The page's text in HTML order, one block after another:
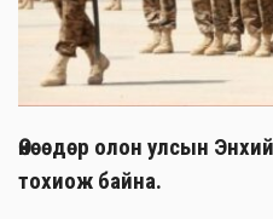
Өнөөдөр олон улсын
тохиож байна.